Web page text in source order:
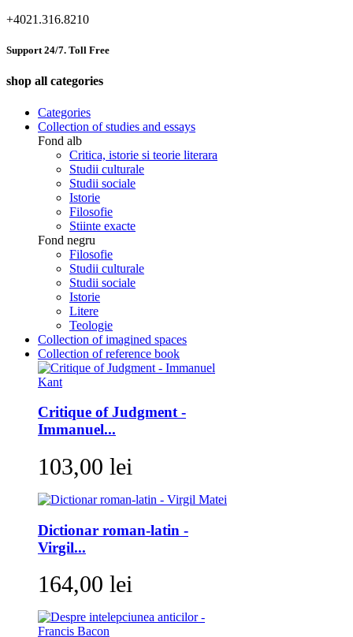
+4021.316.8210
Support 24/7. Toll Free
shop all categories
Categories
Collection of studies and essays
Fond alb
Critica, istorie si teorie literara
Studii culturale
Studii sociale
Istorie
Filosofie
Stiinte exacte
Fond negru
Filosofie
Studii culturale
Studii sociale
Istorie
Litere
Teologie
Collection of imagined spaces
Collection of reference book
Critique of Judgment -
Immanuel...
103,00 lei
Dictionar roman-latin -
Virgil...
164,00 lei